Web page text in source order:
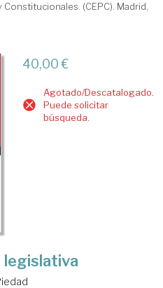
(CEPC). Madrid,
40,00 €
Agotado/Descatalogado.
Puede solicitar
búsqueda.
legislativa